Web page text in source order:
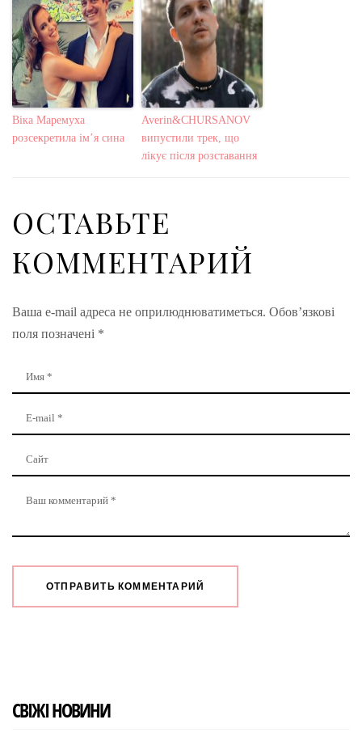
Віка Маремуха
розсекретила ім’я сина
Averin&CHURSANOV
випустили трек, що
лікує після розставання
ОСТАВЬТЕ
КОММЕНТАРИЙ
Ваша e-mail адреса не оприлюднюватиметься. Обов’язкові
поля позначені *
СВІЖІ НОВИНИ